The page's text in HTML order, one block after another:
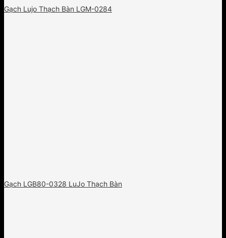
Gạch Lujo Thạch Bàn LGM-0284
Gạch LGB80-0328 LuJo Thạch Bàn